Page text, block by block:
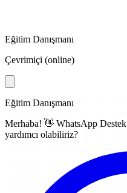
Eğitim Danışmanı
Çevrimiçi (online)
Eğitim Danışmanı
Merhaba! 👋 WhatsApp Destek
yardımcı olabiliriz?